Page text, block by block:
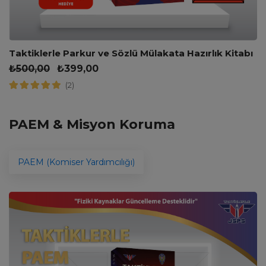
Taktiklerle Parkur ve Sözlü Mülakata Hazırlık Kitabı
₺500,00 ₺399,00
(2)
PAEM & Misyon Koruma
PAEM (Komiser Yardımcılığı)